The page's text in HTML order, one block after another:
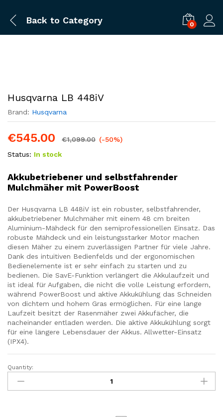
Back to Category 0
Husqvarna LB 448iV
Brand: Husqvarna
€545.00 €1,099.00 (-50%)
Status: In stock
Akkubetriebener und selbstfahrender
Mulchmäher mit PowerBoost
Der Husqvarna LB 448iV ist ein robuster, selbstfahrender,
akkubetriebener Mulchmäher mit einem 48 cm breiten
Aluminium-Mähdeck für den semiprofessionellen Einsatz. Das
robuste Mähdeck und ein leistungsstarker Motor machen
diesen Mäher zu einem zuverlässigen Partner für viele Jahre.
Dank des intuitiven Bedienfelds und der ergonomischen
Bedienelemente ist er sehr einfach zu starten und zu
bedienen. Die SavE-Funktion verlängert die Akkulaufzeit und
ist ideal für Aufgaben, die nicht die volle Leistung erfordern,
während PowerBoost und aktive Akkukühlung das Schneiden
von dichtem und hohem Gras ermöglichen. Für eine lange
Laufzeit besitzt der Rasenmäher zwei Akkufächer, die
nacheinander entladen werden. Die aktive Akkukühlung sorgt
für eine längere Lebensdauer der Akkus. Allwetter-Einsatz
(IPX4).
Husqvarna
448iV
Quantity: